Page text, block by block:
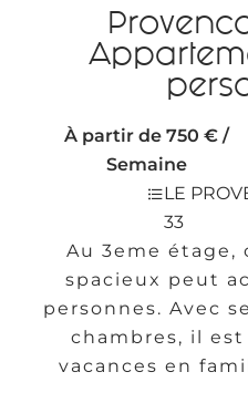
À partir de 750 € /
Semaine
LE
33
Au 3eme
spacieux peut
personnes. Avec
chambres, il
vacances en